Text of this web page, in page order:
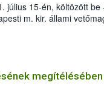
július 15-én, költözött be
m. kir. állami
15. szám alatti, Czigler